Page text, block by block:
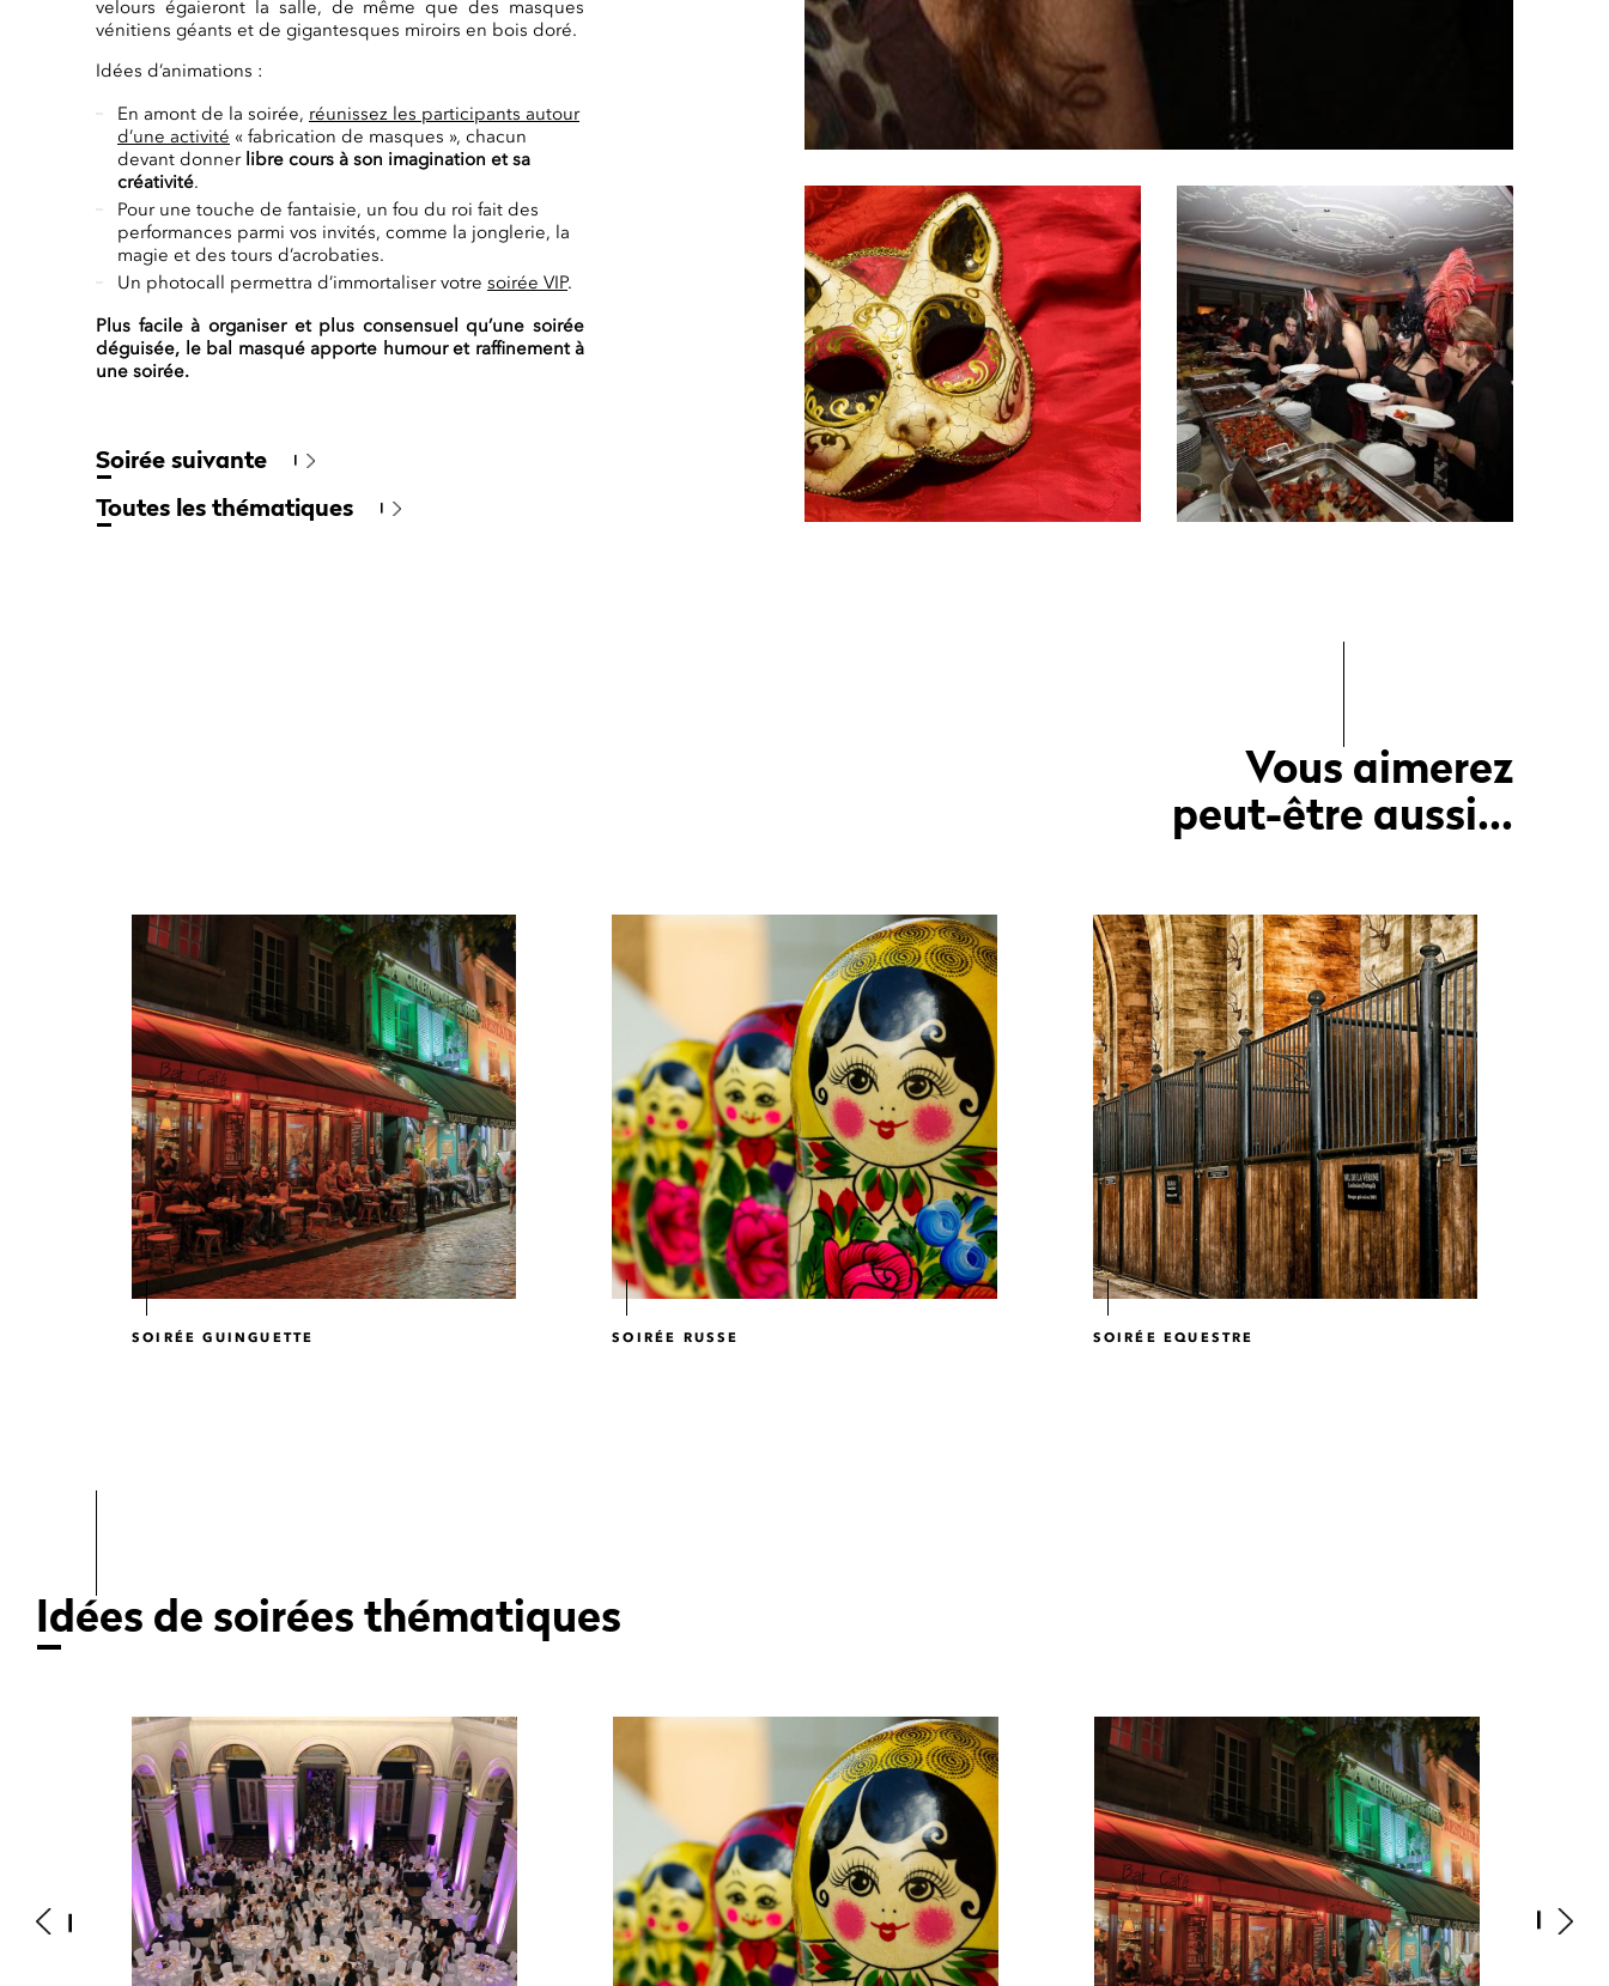
velours égaieront la salle, de même que des masques
vénitiens géants et de gigantesques miroirs en bois doré.
Idées d’animations :
En amont de la soirée, réunissez les participants autour
d’une activité « fabrication de masques », chacun
devant donner libre cours à son imagination et sa
créativité.
Pour une touche de fantaisie, un fou du roi fait des
performances parmi vos invités, comme la jonglerie, la
magie et des tours d’acrobaties.
Un photocall permettra d’immortaliser votre soirée VIP.
Plus facile à organiser et plus consensuel qu’une soirée
déguisée, le bal masqué apporte humour et raffinement à
une soirée.
Soirée suivante
Toutes les thématiques
Vous aimerez
peut-être aussi...
SOIRÉE GUINGUETTE SOIRÉE RUSSE SOIRÉE EQUESTRE
Idées de soirées thématiques